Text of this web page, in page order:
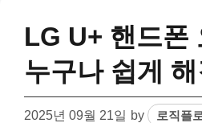
LG U+ 핸드폰
누구나 쉽게
2025년 09월 21일 by 로직플